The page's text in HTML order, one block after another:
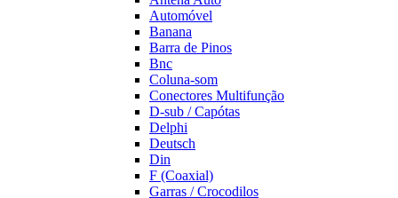
Automóvel
Banana
Barra de Pinos
Bnc
Coluna-som
Conectores Multifunção
D-sub / Capótas
Delphi
Deutsch
Din
F (Coaxial)
Garras / Crocodilos